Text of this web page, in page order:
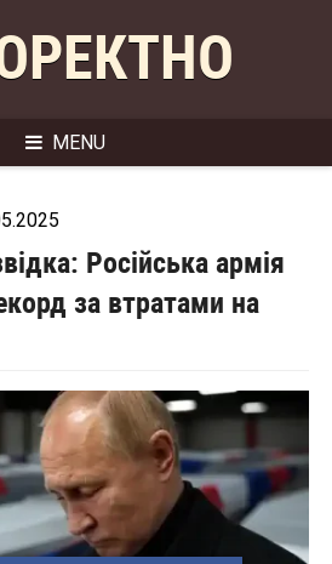
MENU
Російська армія
за втратами на